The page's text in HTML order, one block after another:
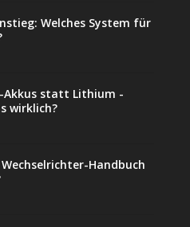
Welches System für
statt Lithium -
wirklich?
Handbuch